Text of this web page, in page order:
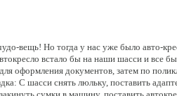
вещь! Но тогда у нас уже было авто-
встало бы на наши шасси и все
оформления документов, затем по
С шасси снять люльку, поставить
сумки в машину, поставить